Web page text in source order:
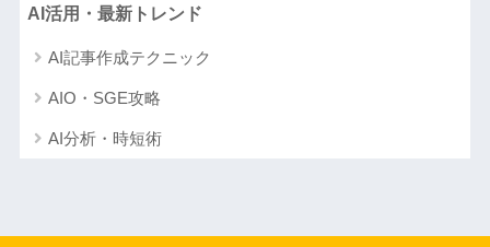
AI活用・最新トレンド
AI記事作成テクニック
AIO・SGE攻略
AI分析・時短術